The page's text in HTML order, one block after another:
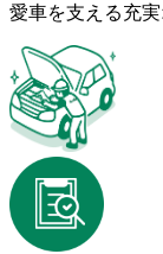
愛車を支える充